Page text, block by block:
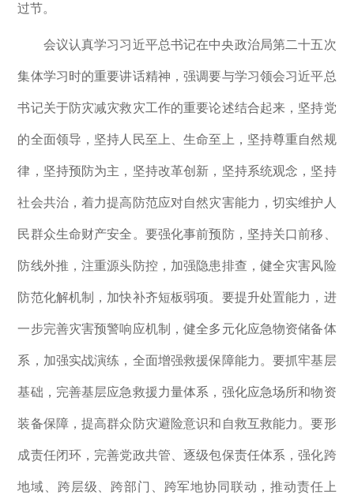
过节。
会议认真学习习近平总书记在中央政治局第二十五次
集体学习时的重要讲话精神，强调要与学习领会习近平总
书记关于防灾减灾救灾工作的重要论述结合起来，坚持党
的全面领导，坚持人民至上、生命至上，坚持尊重自然规
律，坚持预防为主，坚持改革创新，坚持系统观念，坚持
社会共治，着力提高防范应对自然灾害能力，切实维护人
民群众生命财产安全。要强化事前预防，坚持关口前移、
防线外推，注重源头防控，加强隐患排查，健全灾害风险
防范化解机制，加快补齐短板弱项。要提升处置能力，进
一步完善灾害预警响应机制，健全多元化应急物资储备体
系，加强实战演练，全面增强救援保障能力。要抓牢基层
基础，完善基层应急救援力量体系，强化应急场所和物资
装备保障，提高群众防灾避险意识和自救互救能力。要形
成责任闭环，完善党政共管、逐级包保责任体系，强化跨
地域、跨层级、跨部门、跨军地协同联动，推动责任上